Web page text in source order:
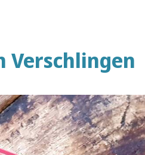
Verschlingen